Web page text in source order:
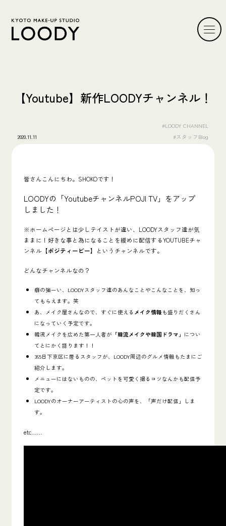
【Youtube】新作LOODYチャンネル！
2020.11.11
#LOODY CHANNEL
#スタッフBlog
皆さんこんにちわ。SHOKOです！
LOODYの「YoutubeチャンネルPOJI TV」をアップ
しました！
※ホームページとは少しテイストが違い、LOODYスタッフ達が気
ままに！好きな事と為になることを緩めに配信するYOUTUBEチャ
ンネル 【ポジティービー】 というチャンネルです。
どんなチャンネルなの？
癖の強ーい、LOODYスタッフ達のあんなことやこんなことを、知っ
てもらえます。笑
あ、メイク屋さんなので、すぐに使える メイク情報 も盛りだくさん
になっていく予定です。
韓流メイクを広めた第一人者が 「韓流メイクや韓国ドラマ」 につい
てとにかく語ります！！
365日下京区に居るスタッフが、LOODY周辺のグルメ情報もたまにご
紹介します。
メニューにはないものの、ペットを可愛く撮るコツなんかも配信予
定です。
LOODYのオーナーアーティストの心の声を、「声だけ配信」しま
す。
etc……